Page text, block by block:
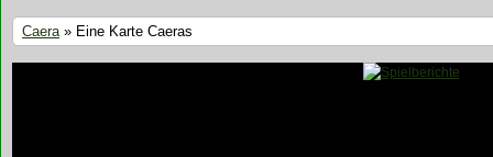
Caera» Eine Karte Caeras